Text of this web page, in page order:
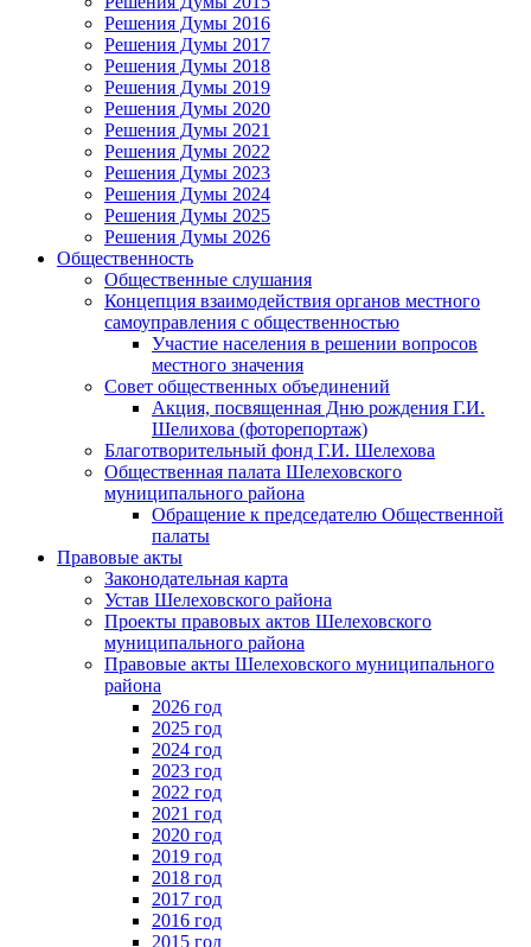
Решения Думы 2016
Решения Думы 2017
Решения Думы 2018
Решения Думы 2019
Решения Думы 2020
Решения Думы 2021
Решения Думы 2022
Решения Думы 2023
Решения Думы 2024
Решения Думы 2025
Решения Думы 2026
Общественность
Общественные слушания
Концепция взаимодействия органов местного
самоуправления с общественностью
Участие населения в решении вопросов
местного значения
Совет общественных объединений
Акция, посвященная Дню рождения Г.И.
Шелихова (фоторепортаж)
Благотворительный фонд Г.И. Шелехова
Общественная палата Шелеховского
муниципального района
Обращение к председателю Общественной
палаты
Правовые акты
Законодательная карта
Устав Шелеховского района
Проекты правовых актов Шелеховского
муниципального района
Правовые акты Шелеховского муниципального
района
2026 год
2025 год
2024 год
2023 год
2022 год
2021 год
2020 год
2019 год
2018 год
2017 год
2016 год
2015 год